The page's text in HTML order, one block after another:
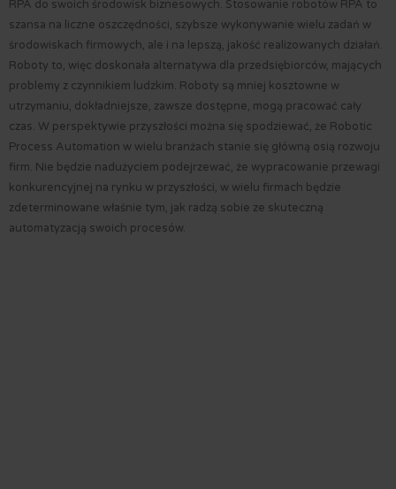
RPA do swoich środowisk biznesowych. Stosowanie robotów RPA to
szansa na liczne oszczędności, szybsze wykonywanie wielu zadań w
środowiskach firmowych, ale i na lepszą, jakość realizowanych działań.
Roboty to, więc doskonała alternatywa dla przedsiębiorców, mających
problemy z czynnikiem ludzkim. Roboty są mniej kosztowne w
utrzymaniu, dokładniejsze, zawsze dostępne, mogą pracować cały
czas. W perspektywie przyszłości można się spodziewać, że Robotic
Process Automation w wielu branżach stanie się główną osią rozwoju
firm. Nie będzie nadużyciem podejrzewać, że wypracowanie przewagi
konkurencyjnej na rynku w przyszłości, w wielu firmach będzie
zdeterminowane właśnie tym, jak radzą sobie ze skuteczną
automatyzacją swoich procesów.